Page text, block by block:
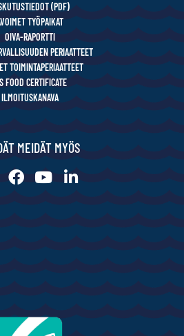
(PDF)
TYÖPAIKAT
OIVA-RAPORTTI
PERIAATTEET
TOIMINTAPERIAATTEET
FOOD CERTIFICATE
ILMOITUSKANAVA
MEIDÄT MYÖS